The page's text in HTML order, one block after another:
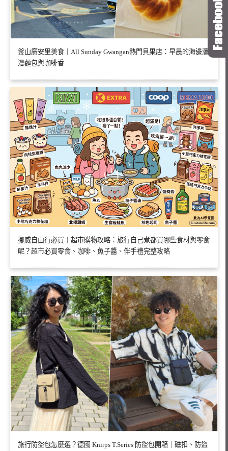
釜山廣安里美食｜All Sunday Gwangan熱門貝果店：早晨的海邊瀰
漫麵包與咖啡香
挪威自由行必買｜超市購物攻略：旅行自己煮都買哪些食材與零食
呢？超市必買零食、咖啡、魚子醬、伴手禮完整攻略
旅行防盜包怎麼選？德國 Knirps T.Series 防盜包開箱｜磁扣、防盜